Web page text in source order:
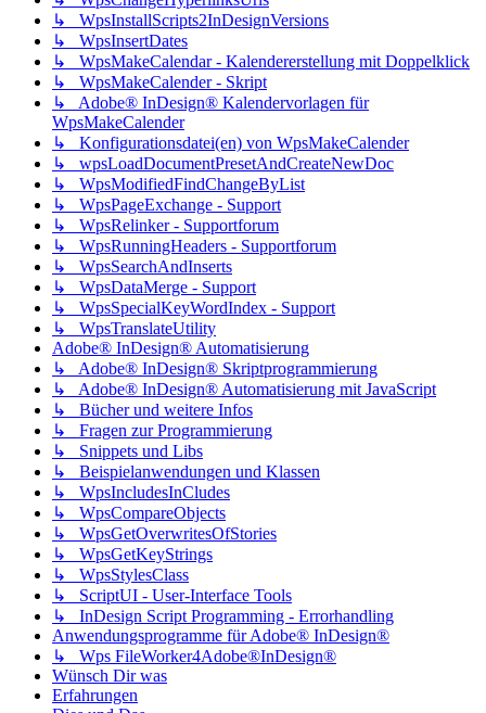
↳ WpsInstallScripts2InDesignVersions
↳ WpsInsertDates
↳ WpsMakeCalendar - Kalendererstellung mit Doppelklick
↳ WpsMakeCalender - Skript
↳ Adobe® InDesign® Kalendervorlagen für
WpsMakeCalender
↳ Konfigurationsdatei(en) von WpsMakeCalender
↳ wpsLoadDocumentPresetAndCreateNewDoc
↳ WpsModifiedFindChangeByList
↳ WpsPageExchange - Support
↳ WpsRelinker - Supportforum
↳ WpsRunningHeaders - Supportforum
↳ WpsSearchAndInserts
↳ WpsDataMerge - Support
↳ WpsSpecialKeyWordIndex - Support
↳ WpsTranslateUtility
Adobe® InDesign® Automatisierung
↳ Adobe® InDesign® Skriptprogrammierung
↳ Adobe® InDesign® Automatisierung mit JavaScript
↳ Bücher und weitere Infos
↳ Fragen zur Programmierung
↳ Snippets und Libs
↳ Beispielanwendungen und Klassen
↳ WpsIncludesInCludes
↳ WpsCompareObjects
↳ WpsGetOverwritesOfStories
↳ WpsGetKeyStrings
↳ WpsStylesClass
↳ ScriptUI - User-Interface Tools
↳ InDesign Script Programming - Errorhandling
Anwendungsprogramme für Adobe® InDesign®
↳ Wps FileWorker4Adobe®InDesign®
Wünsch Dir was
Erfahrungen